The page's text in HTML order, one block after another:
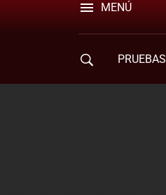
MENÚ
PRUEBAS